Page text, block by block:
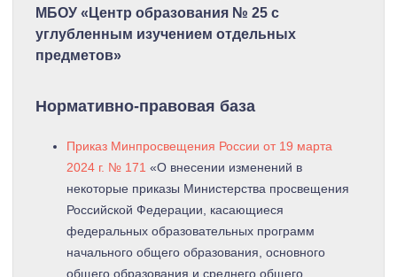
МБОУ «Центр образования № 25 с
углубленным изучением отдельных
предметов»
Нормативно-правовая база
Приказ Минпросвещения России от 19 марта
2024 г. № 171 «О внесении изменений в
некоторые приказы Министерства просвещения
Российской Федерации, касающиеся
федеральных образовательных программ
начального общего образования, основного
общего образования и среднего общего